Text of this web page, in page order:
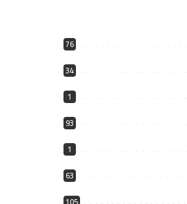
76
34
1
93
1
63